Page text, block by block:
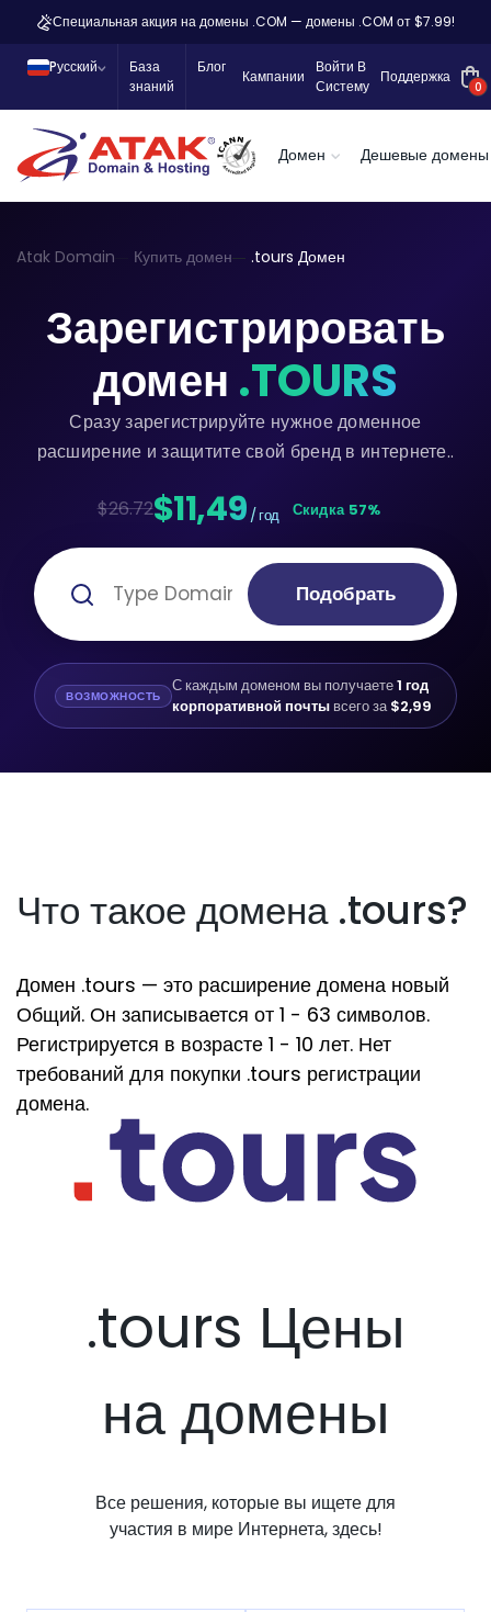
Специальная акция на домены .COM — домены .COM от $7.99!
Pусский
База
знаний
Блог
Кампании
Войти В
Систему
Поддержка
0
Домен Дешевые домены
Atak Domain Купить домен .tours Домен
Зарегистрировать
домен .TOURS
Сразу зарегистрируйте нужное доменное
расширение и защитите свой бренд в интернете..
$26.72$11,49 / год Скидка 57%
Подобрать
ВОЗМОЖНОСТЬ С каждым доменом вы получаете1 год
корпоративной почтывсего за$2,99
Что такое домена .tours?
Домен .tours — это расширение домена новый
Общий. Он записывается от 1 - 63 символов.
Регистрируется в возрасте 1 - 10 лет. Нет
требований для покупки .tours регистрации
домена.
.tours Цены
на домены
Все решения, которые вы ищете для
участия в мире Интернета, здесь!